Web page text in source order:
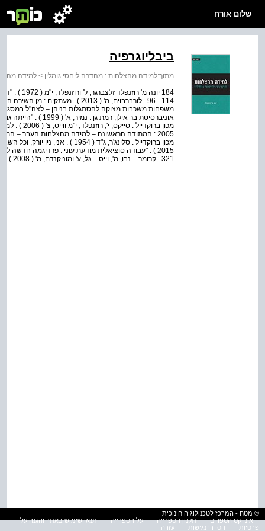
שלום אורח
ביבליוגרפיה
מתוך:למידה מהצלחות : מהדרה ליחסי גומלין > למידה
משפחות משכבות מצוקה להסתגלות בניהן – לצה"ל במסגרת
אוניברסיטת בר
2005 : המתודה הראשונה – למידה מהצלחות העבר –
מכון ברוקדייל . סלינג'ר, ג"ד (
321 . קרומר – נבו, מ', וייס – גל, ע' ומוניקנדם, מ' ( 2008 ) . "עבודה סוציאל...
© מטח - המרכז לטכנולוגיה חינוכית
אינדקס הספרים
תקנון הספרייה על הספרייה
תנאי שימוש באתר והגנה על
פרטיות
הסדרי נגישות עזרה